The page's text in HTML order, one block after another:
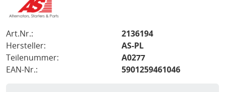
Art.Nr.:
2136194
Hersteller:
AS-PL
Teilenummer:
A0277
EAN-Nr.:
5901259461046